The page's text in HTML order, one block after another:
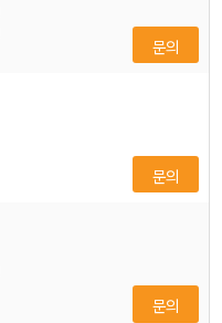
문의
문의
문의